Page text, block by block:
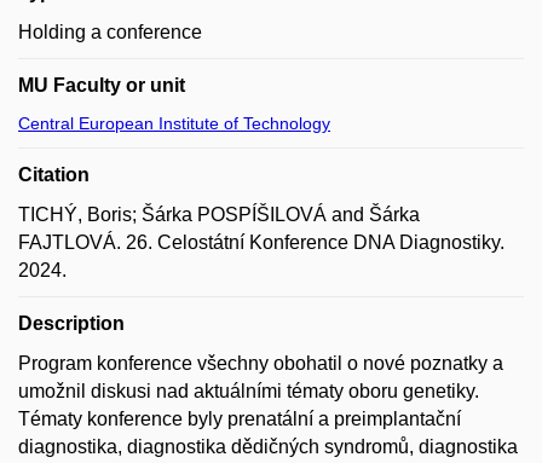
Holding a conference
MU Faculty or unit
Central European Institute of Technology
Citation
TICHÝ, Boris; Šárka POSPÍŠILOVÁ and Šárka
FAJTLOVÁ. 26. Celostátní Konference DNA Diagnostiky.
2024.
Description
Program konference všechny obohatil o nové poznatky a
umožnil diskusi nad aktuálními tématy oboru genetiky.
Tématy konference byly prenatální a preimplantační
diagnostika, diagnostika dědičných syndromů, diagnostika